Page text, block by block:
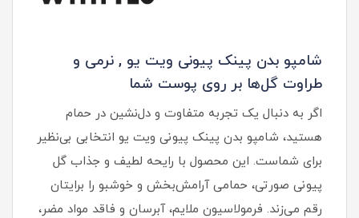
شامپو بدن پینک پیونی ویت یو , نرمی و
طراوت گل‌ها بر روی پوست شما
اگر به دنبال یک تجربه متفاوت و دل‌نشین در حمام
هستید، شامپو بدن پینک پیونی ویت یو انتخابی بی‌نظیر
برای شماست. این محصول با رایحه لطیف و جذاب گل
پیونی صورتی، حمامی آرامش‌بخش و خوشبو را برایتان
رقم می‌زند. فرمولاسیون ملایم، آبرسان و فاقد مواد مضر،